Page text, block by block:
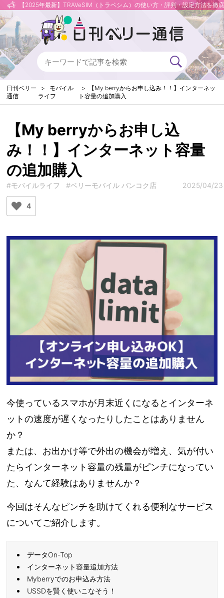
【2025年最新】TRAVeSIM（トラベシム）の使い方・評判・設定方法を徹
日刊ベリー
通信
モバイル
ライフ
【My berryからお申し込み！！】インターネッ
ト容量の追加購入
【My berryからお申し込
み！！】インターネット容量
の追加購入
#モバイルライフ #ベリーモバイル バンコク店 2025/04/23
4
今使っているスマホが月末近くになるとインターネ
ットの速度が遅くなったりしたことはありません
か？
または、お出かけ等で外出の機会が増え、気が付い
たらインターネット容量の残量がピンチになってい
た、なんて経験はありませんか？
今回はそんなピンチを助けてくれる便利なサービス
についてご紹介します。
データOn-Top
インターネット容量追加方法
Myberryでのお申込み方法
USSDを賢く使いこなそう！